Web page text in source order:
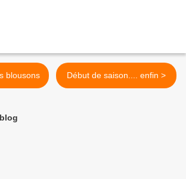
blousons Début de saison.... enfin >